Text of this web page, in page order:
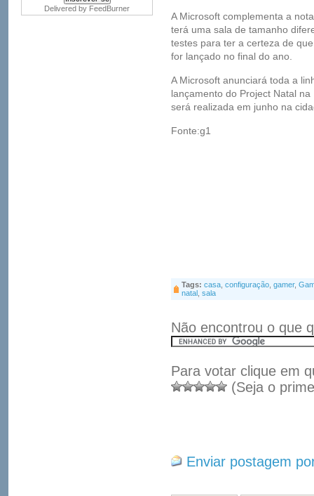
Delivered by FeedBurner
A Microsoft complementa a
terá uma sala de tamanho
testes para ter a certeza de
for lançado no final do ano.
A Microsoft anunciará toda a
lançamento do Project Natal
será realizada em junho na
Fonte:g1
Tags: casa configuração gamer,
natal sala
Não encontrou o que
Para votar clique em
(Seja o
Enviar postagem